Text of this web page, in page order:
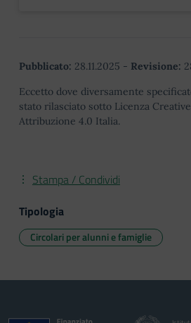
Pubblicato: 28.11.2025 - Revisione:
Eccetto dove diversamente
stato rilasciato sotto Licenza
Attribuzione 4.0 Italia.
Stampa / Condividi
Tipologia
Circolari per alunni e famiglie